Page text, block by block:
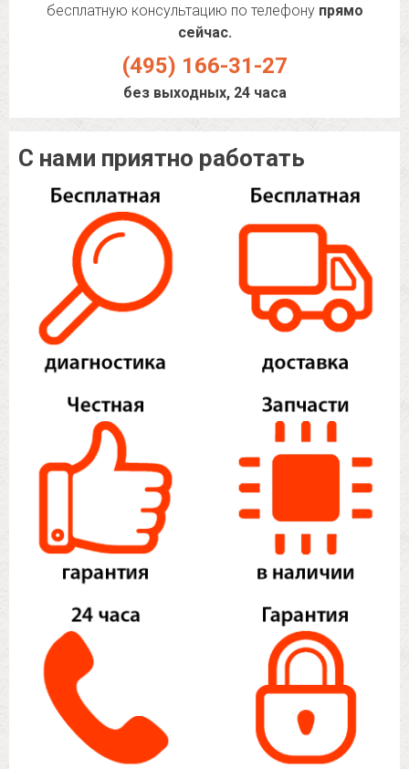
бесплатную консультацию по телефону прямо
сейчас.
(495) 166-31-27
без выходных, 24 часа
С нами приятно работать